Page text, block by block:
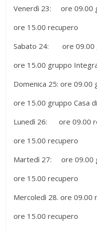
Venerdì 23: ore 09.00
ore 15.00 recupero
Sabato 24: ore 09.00
ore 15.00 gruppo
Domenica 25: ore 09.00
ore 15.00 gruppo Casa
Lunedì 26: ore 09.00
ore 15.00 recupero
Martedì 27: ore 09.00
ore 15.00 recupero
Mercoledì 28. ore 09.00
ore 15.00 recupero